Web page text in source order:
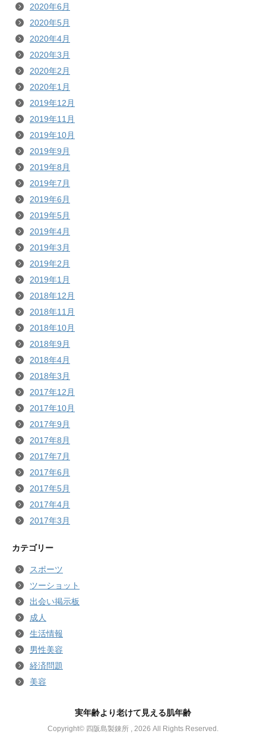
2020年6月
2020年5月
2020年4月
2020年3月
2020年2月
2020年1月
2019年12月
2019年11月
2019年10月
2019年9月
2019年8月
2019年7月
2019年6月
2019年5月
2019年4月
2019年3月
2019年2月
2019年1月
2018年12月
2018年11月
2018年10月
2018年9月
2018年4月
2018年3月
2017年12月
2017年10月
2017年9月
2017年8月
2017年7月
2017年6月
2017年5月
2017年4月
2017年3月
カテゴリー
スポーツ
ツーショット
出会い掲示板
成人
生活情報
男性美容
経済問題
美容
実年齢より老けて見える肌年齢
Copyright© 四阪島製錬所 , 2026 All Rights Reserved.